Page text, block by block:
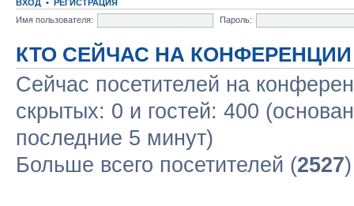
ВХОД • РЕГИСТРАЦИЯ
Имя пользователя:
Пароль:
КТО СЕЙЧАС НА КОНФЕРЕНЦИИ
Сейчас посетителей на
скрытых: 0 и гостей: 400
последние 5 минут)
Больше всего посетителей (2527